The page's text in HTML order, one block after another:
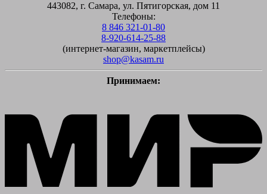
443082, г. Самара, ул. Пятигорская, дом 11
Телефоны:
8 846 321-01-80
8-920-614-25-88
(интернет-магазин, маркетплейсы)
shop@kasam.ru
Принимаем: